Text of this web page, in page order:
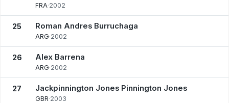
FRA·2002
25 Roman Andres Burruchaga
ARG·2002
26 Alex Barrena
ARG·2002
27 Jackpinnington Jones Pinnington Jones
GBR·2003